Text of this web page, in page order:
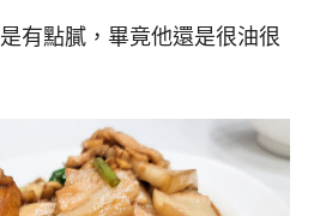
有點膩，畢竟他還是很油很